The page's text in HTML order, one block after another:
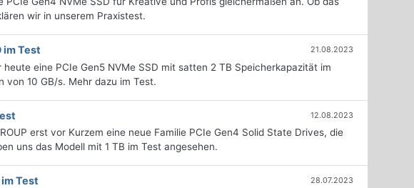
wir in unserem Praxistest.
im Test 21.08.2023
eine PCIe Gen5 NVMe SSD mit satten 2 TB Speicherkapazität im
10 GB/s. Mehr dazu im Test.
12.08.2023
erst vor Kurzem eine neue Familie PCIe Gen4 Solid State Drives, die
uns das Modell mit 1 TB im Test angesehen.
Test 28.07.2023